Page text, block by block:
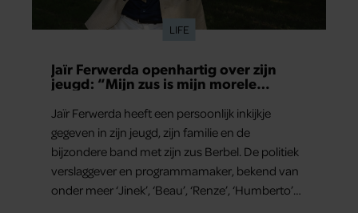
LIFE
Jaïr Ferwerda openhartig over zijn
jeugd: “Mijn zus is mijn morele
Jaïr Ferwerda heeft een persoonlijk inkijkje
gegeven in zijn jeugd, zijn familie en de
bijzondere band met zijn zus Berbel. De politiek
verslaggever en programmamaker, bekend van
onder meer ‘Jinek’, ‘Beau’, ‘Renze’, ‘Humberto’